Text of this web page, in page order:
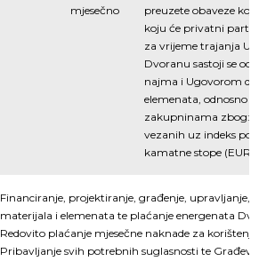
mjesečno
preuzete obaveze koje
koju će privatni
za vrijeme trajanja
Dvoranu sastoji se od
najma i Ugovorom
elemenata, odnosno
zakupninama zbog: -
vezanih uz indeks
kamatne stope
Financiranje, projektiranje, građenje, upravljanje,
materijala i elemenata te plaćanje energenata
Redovito plaćanje mjesečne naknade za korištenje
Pribavljanje svih potrebnih suglasnosti te